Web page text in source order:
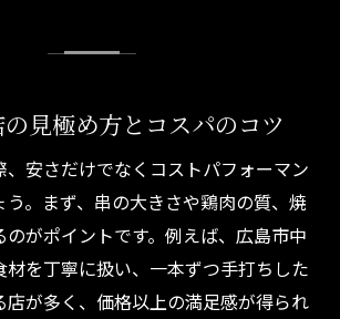
見極め方とコスパのコツ
安さだけでなくコストパフォーマン
う。まず、串の大きさや鶏肉の質、焼
のがポイントです。例えば、広島市中
材を丁寧に扱い、一本ずつ手打ちした
店が多く、価格以上の満足感が得られ